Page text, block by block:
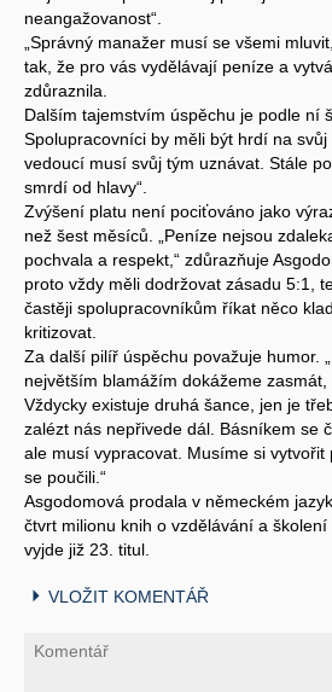
neangažovanost“.
„Správný manažer musí se všemi
tak, že pro vás vydělávají peníze a
zdůraznila.
Dalším tajemstvím úspěchu je podle ní
Spolupracovníci by měli být hrdí na
vedoucí musí svůj tým uznávat. Stále
smrdí od hlavy“.
Zvýšení platu není pociťováno jako
než šest měsíců. „Peníze nejsou
pochvala a respekt,“ zdůrazňuje
proto vždy měli dodržovat zásadu 5:1,
častěji spolupracovníkům říkat něco
kritizovat.
Za další pilíř úspěchu považuje humor.
největším blamážím dokážeme zasmát,
Vždycky existuje druhá šance, jen je
zalézt nás nepřivede dál. Básníkem se
ale musí vypracovat. Musíme si vytvořit
se poučili.“
Asgodomová prodala v německém
čtvrt milionu knih o vzdělávání a
vyjde již 23. titul.
VLOŽIT KOMENTÁŘ